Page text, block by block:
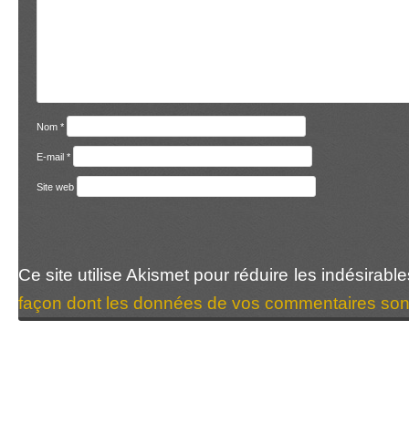
Nom *
E-mail *
Site web
Ce site utilise Akismet pour réduire les
façon dont les données de vos commentaires